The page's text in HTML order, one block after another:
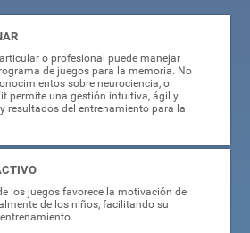
o profesional puede manejar
de juegos para la memoria. No
sobre neurociencia, o
permite una gestión intuitiva, ágil y
resultados del entrenamiento para la
los juegos favorece la motivación de
de los niños, facilitando su